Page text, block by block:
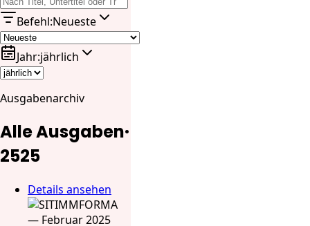
Befehl:Neueste
Jahr:jährlich
Ausgabenarchiv
Alle Ausgaben·
2525
Details ansehen